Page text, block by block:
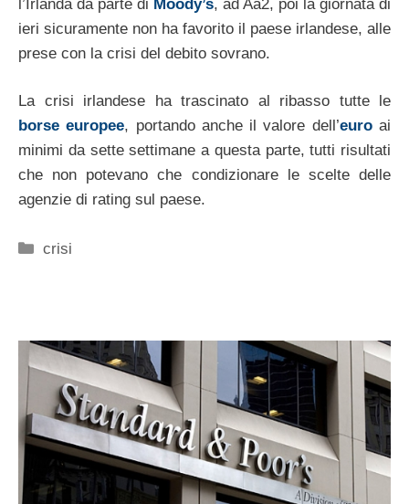
l’Irlanda da parte di Moody’s, ad Aa2, poi la giornata di
ieri sicuramente non ha favorito il paese irlandese, alle
prese con la crisi del debito sovrano.
La crisi irlandese ha trascinato al ribasso tutte le
borse europee, portando anche il valore dell’euroai
minimi da sette settimane a questa parte, tutti risultati
che non potevano che condizionare le scelte delle
agenzie di rating sul paese.
Categorie
crisi